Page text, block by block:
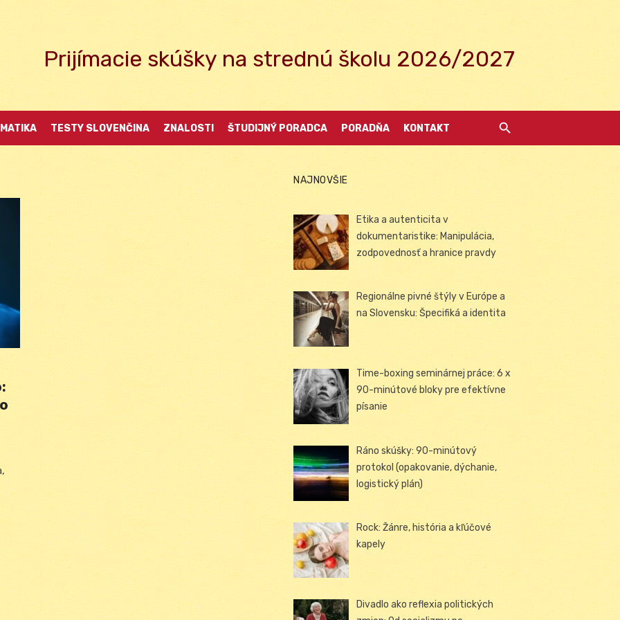
Prijímacie skúšky na strednú školu 2026/2027
TESTY SLOVENČINA ZNALOSTI ŠTUDIJNÝ PORADCA PORADŇA KONTAKT
NAJNOVŠIE
Etika a autenticita v
dokumentaristike: Manipulácia,
zodpovednosť a hranice pravdy
Regionálne pivné štýly v Európe a
na Slovensku: Špecifiká a identita
Time-boxing seminárnej práce: 6 x
90-minútové bloky pre efektívne
písanie
Ráno skúšky: 90-minútový
protokol (opakovanie, dýchanie,
logistický plán)
Rock: Žánre, história a kľúčové
kapely
Divadlo ako reflexia politických